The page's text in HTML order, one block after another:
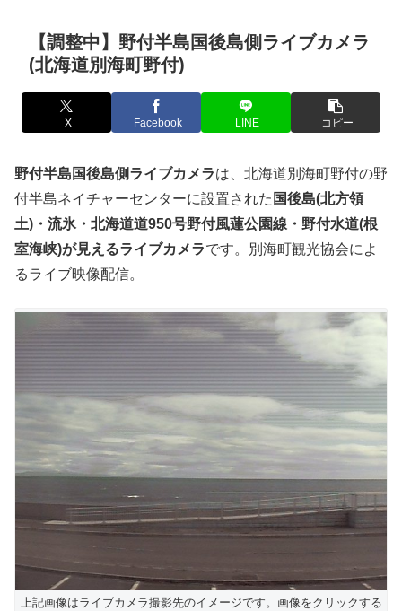
【調整中】野付半島国後島側ライブカメラ
(北海道別海町野付)
X Facebook LINE コピー
野付半島国後島側ライブカメラは、北海道別海町野付の野
付半島ネイチャーセンターに設置された 国後島(北方領
土)・流氷・北海道道950号野付風蓮公園線・野付水道(根
室海峡)が見えるライブカメラです。別海町観光協会によ
るライブ映像配信。
上記画像はライブカメラ撮影先のイメージです。画像をクリックする